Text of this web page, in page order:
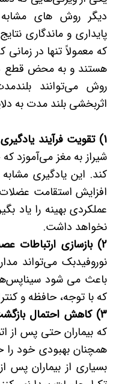
دیگر روش های مشابه
پایداری و ماندگاری
که معمولاً تنها در
هستند و به محض قطع
روش می‌توانند
اثربخشی بلند مدت به
1) تقویت فرآیند یادگیری مغز:
شیراز به مغز می‌آموزد
کند. این یادگیری
افزایش استقامت
عملکردی بهینه را یاد
نخواهد داشت.
2) بازسازی ارتباطات عصبی:
نوروفیدبک می‌تواند
باعث می شود
که با توجه، حافظه و
3) کاهش احتمال بازگشت علائم:
که بیماران حتی پس از
همچنان بهبودی خود را
بسیاری از بیماران پس